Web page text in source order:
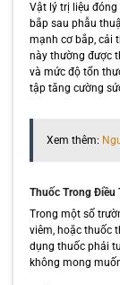
Vật lý trị liệu
bắp sau phẫu
mạnh cơ bắp, cải
này thường được
và mức độ tổn
tập tăng cường
Xem thêm:
Thuốc Trong Điều
Trong một số
viêm, hoặc thuốc
dụng thuốc phải
không mong